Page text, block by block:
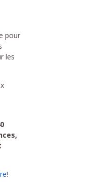
pour
les
!